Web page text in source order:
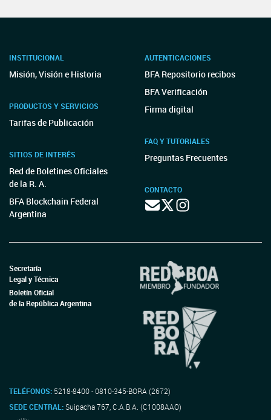
INSTITUCIONAL
Misión, Visión e Historia
PRODUCTOS Y SERVICIOS
Tarifas de Publicación
SITIOS DE INTERÉS
Red de Boletines Oficiales
de la R. A.
BFA Blockchain Federal
Argentina
AUTENTICACIONES
BFA Repositorio recibos
BFA Verificación
Firma digital
FAQ Y TUTORIALES
Preguntas Frecuentes
CONTACTO
Secretaría
Legal y Técnica
Boletín Oficial
de la República Argentina
TELÉFONOS: 5218-8400 - 0810-345-BORA (2672)
SEDE CENTRAL:Suipacha 767, C.A.B.A. (C1008AAO)